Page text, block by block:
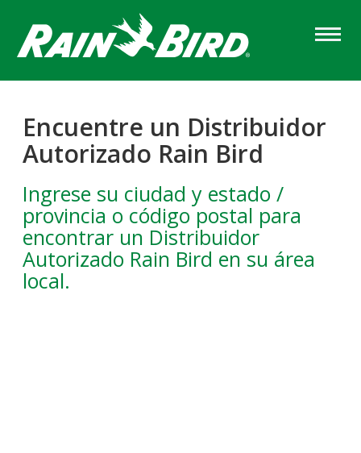
main
content
Encuentre un Distribuidor
Autorizado Rain Bird
Ingrese su ciudad y estado /
provincia o código postal para
encontrar un Distribuidor
Autorizado Rain Bird en su área
local.